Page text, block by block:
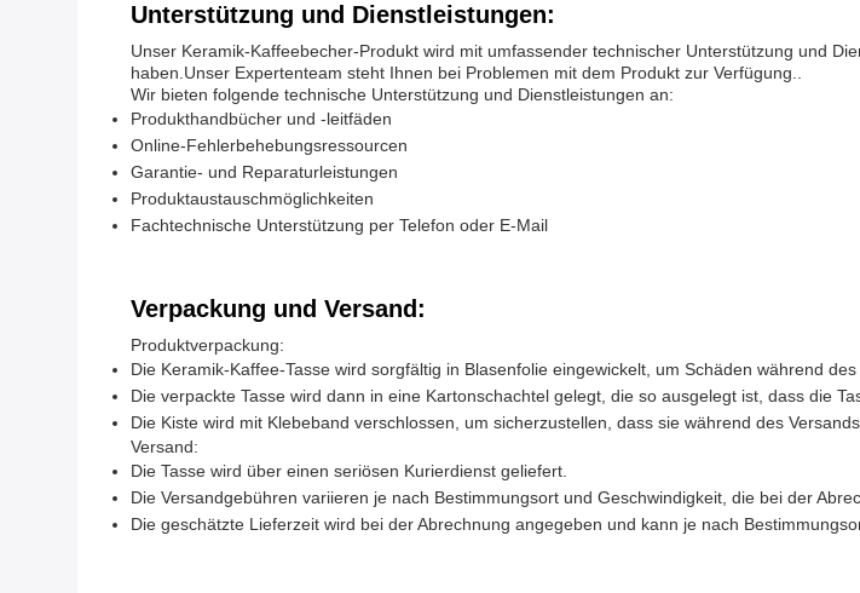
Unterstützung und Dienstleistungen:
Unser Keramik-Kaffeebecher-Produkt wird mit umfassender technischer Unterstützung und
haben.Unser Expertenteam steht Ihnen bei Problemen mit dem Produkt zur Verfügung..
Wir bieten folgende technische Unterstützung und Dienstleistungen an:
Produkthandbücher und -leitfäden
Online-Fehlerbehebungsressourcen
Garantie- und Reparaturleistungen
Produktaustauschmöglichkeiten
Fachtechnische Unterstützung per Telefon oder E-Mail
Verpackung und Versand:
Produktverpackung:
Die Keramik-Kaffee-Tasse wird sorgfältig in Blasenfolie eingewickelt, um Schäden während
Die verpackte Tasse wird dann in eine Kartonschachtel gelegt, die so ausgelegt ist, dass die
Die Kiste wird mit Klebeband verschlossen, um sicherzustellen, dass sie während des
Versand:
Die Tasse wird über einen seriösen Kurierdienst geliefert.
Die Versandgebühren variieren je nach Bestimmungsort und Geschwindigkeit, die bei der
Die geschätzte Lieferzeit wird bei der Abrechnung angegeben und kann je nach